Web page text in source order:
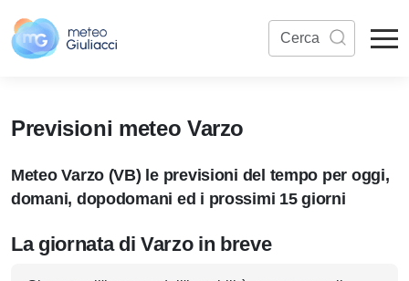
Previsioni meteo Varzo
Meteo Varzo (VB) le previsioni del tempo per oggi,
domani, dopodomani ed i prossimi 15 giorni
La giornata di Varzo in breve